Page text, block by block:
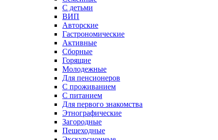
С детьми
ВИП
Авторские
Гастрономические
Активные
Сборные
Горящие
Молодежные
Для пенсионеров
С проживанием
С питанием
Для первого знакомства
Этнографические
Загородные
Пешеходные